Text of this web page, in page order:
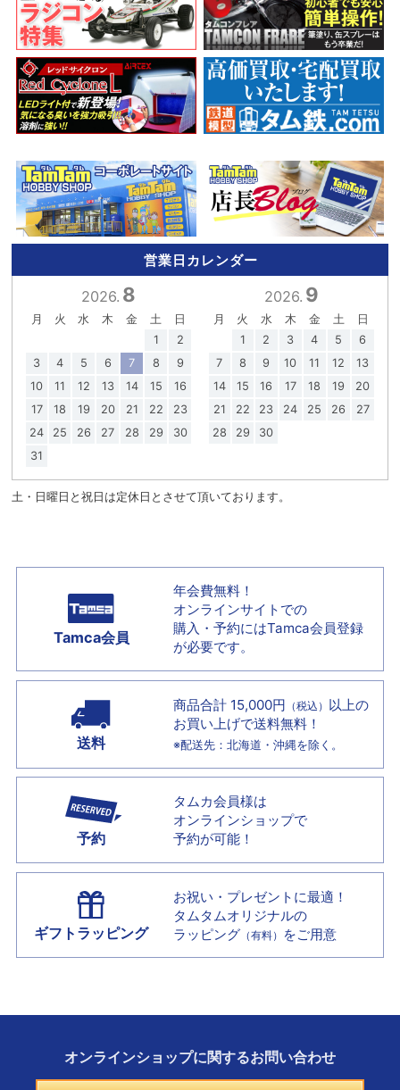
営業日カレンダー
2026. 8
月 火 水 木 金 土
日
1
2
3
4 5 6 7 8
9
10
11 12 13 14 15
16
17
18 19 20 21 22
23
24
25 26 27 28 29
30
31
2026. 9
月 火 水 木 金 土
日
1
2 3 4 5
6
7
8 9 10 11 12
13
14
15 16 17 18 19
20
21
22 23 24 25 26
27
28
29 30
土・日曜日と祝日は定休日とさせて頂いております。
Tamca会員
年会費無料！
オンラインサイトでの
購入・予約にはTamca会員登録
が必要です。
送料
商品合計 15,000円 （税込） 以上の
お買い上げで送料無料！
※配送先：北海道・沖縄を除く。
予約
タムカ会員様は
オンラインショップで
予約が可能！
ギフトラッピング
お祝い・プレゼントに最適！
タムタムオリジナルの
ラッピング （有料） をご用意
オンラインショップに関するお問い合わせ